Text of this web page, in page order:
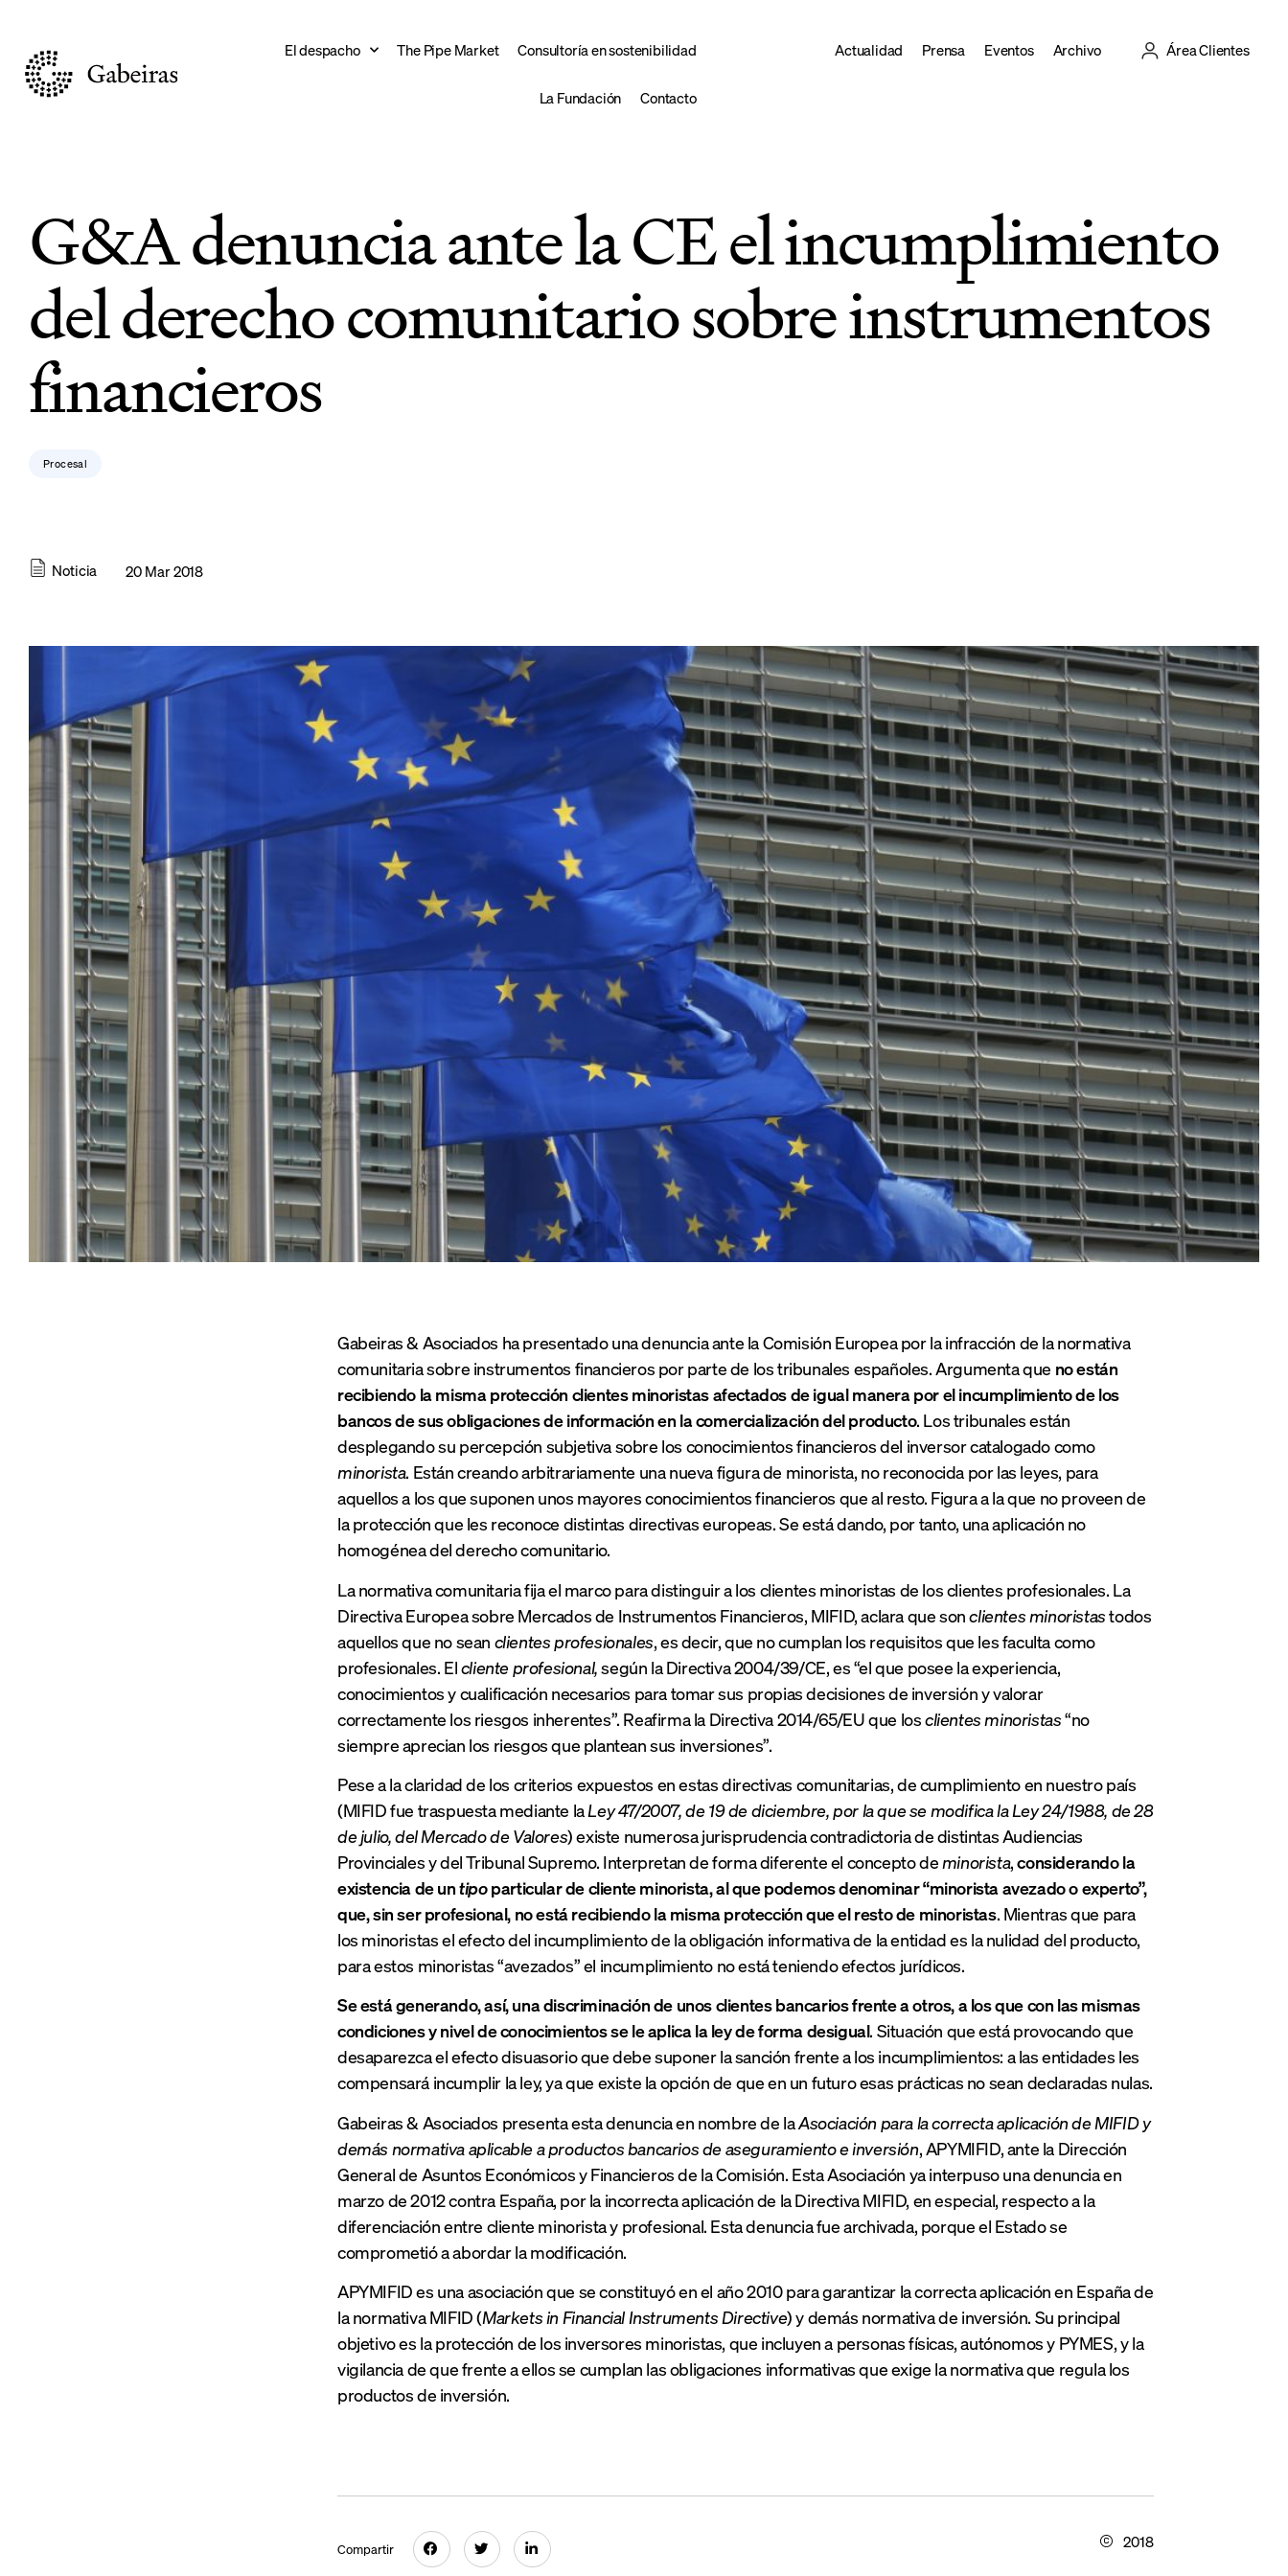
El despacho The Pipe Market Consultoría en sostenibilidad
La Fundación Contacto
Actualidad Prensa Eventos Archivo Área Clientes
G&A denuncia ante la CE el incumplimiento
del derecho comunitario sobre instrumentos
financieros
Procesal
Noticia 20 Mar 2018
Gabeiras & Asociados ha presentado una denuncia ante la Comisión Europea por la infracción de la normativa
comunitaria sobre instrumentos financieros por parte de los tribunales españoles. Argumenta que no están
recibiendo la misma protección clientes minoristas afectados de igual manera por el incumplimiento de los
bancos de sus obligaciones de información en la comercialización del producto. Los tribunales están
desplegando su percepción subjetiva sobre los conocimientos financieros del inversor catalogado como
minorista. Están creando arbitrariamente una nueva figura de minorista, no reconocida por las leyes, para
aquellos a los que suponen unos mayores conocimientos financieros que al resto. Figura a la que no proveen de
la protección que les reconoce distintas directivas europeas. Se está dando, por tanto, una aplicación no
homogénea del derecho comunitario.
La normativa comunitaria fija el marco para distinguir a los clientes minoristas de los clientes profesionales. La
Directiva Europea sobre Mercados de Instrumentos Financieros, MIFID, aclara que sonclientes minoristastodos
aquellos que no sean clientes profesionales, es decir, que no cumplan los requisitos que les faculta como
profesionales. Elcliente profesional,según la Directiva 2004/39/CE, es “el que posee la experiencia,
conocimientos y cualificación necesarios para tomar sus propias decisiones de inversión y valorar
correctamente los riesgos inherentes”. Reafirma la Directiva 2014/65/EU que losclientes minoristas“no
siempre aprecian los riesgos que plantean sus inversiones”.
Pese a la claridad de los criterios expuestos en estas directivas comunitarias, de cumplimiento en nuestro país
(MIFID fue traspuesta mediante laLey 47/2007, de 19 de diciembre, por la que se modifica la Ley 24/1988, de 28
de julio, del Mercado de Valores) existe numerosa jurisprudencia contradictoria de distintas Audiencias
Provinciales y del Tribunal Supremo. Interpretan de forma diferente el concepto deminorista,considerando la
existencia de untipoparticular de cliente minorista, al que podemos denominar “minorista avezado o experto”,
que, sin ser profesional, no está recibiendo la misma protección que el resto de minoristas. Mientras que para
los minoristas el efecto del incumplimiento de la obligación informativa de la entidad es la nulidad del producto,
para estos minoristas “avezados” el incumplimiento no está teniendo efectos jurídicos.
Se está generando, así, una discriminación de unos clientes bancarios frente a otros, a los que con las mismas
condiciones y nivel de conocimientos se le aplica la ley de forma desigual. Situación que está provocando que
desaparezca el efecto disuasorio que debe suponer la sanción frente a los incumplimientos: a las entidades les
compensará incumplir la ley, ya que existe la opción de que en un futuro esas prácticas no sean declaradas nulas.
Gabeiras & Asociados presenta esta denuncia en nombre de laAsociación para la correcta aplicación de MIFID y
demás normativa aplicable a productos bancarios de aseguramiento e inversión, APYMIFID, ante la Dirección
General de Asuntos Económicos y Financieros de la Comisión. Esta Asociación ya interpuso una denuncia en
marzo de 2012 contra España, por la incorrecta aplicación de la Directiva MIFID, en especial, respecto a la
diferenciación entre cliente minorista y profesional. Esta denuncia fue archivada, porque el Estado se
comprometió a abordar la modificación.
APYMIFID es una asociación que se constituyó en el año 2010 para garantizar la correcta aplicación en España de
la normativa MIFID (Markets in Financial Instruments Directive) y demás normativa de inversión. Su principal
objetivo es la protección de los inversores minoristas, que incluyen a personas físicas, autónomos y PYMES, y la
vigilancia de que frente a ellos se cumplan las obligaciones informativas que exige la normativa que regula los
productos de inversión.
Compartir 2018